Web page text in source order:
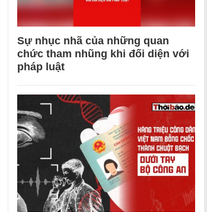
Sự nhục nhã của những quan
chức tham nhũng khi đối diện với
pháp luật